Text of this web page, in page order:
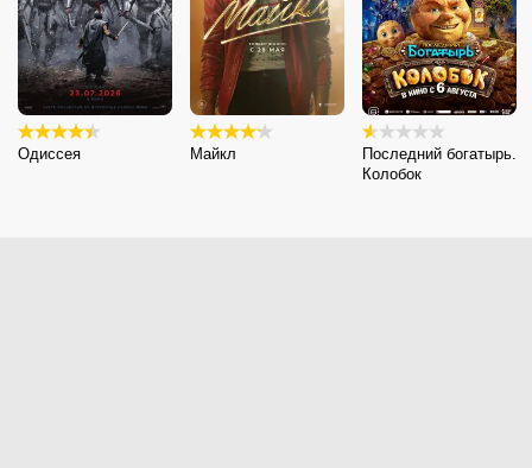
Одиссея Майкл
Последний богатырь.
Колобок